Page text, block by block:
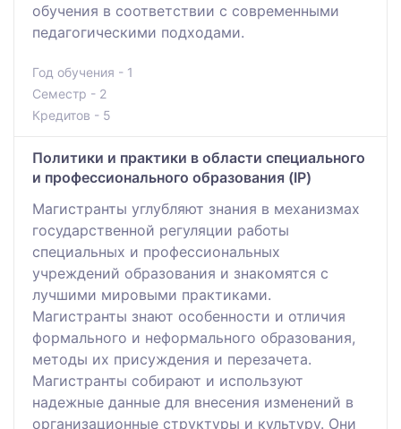
обучения в соответствии с современными
педагогическими подходами.
Год обучения - 1
Семестр - 2
Кредитов - 5
Политики и практики в области специального
и профессионального образования (IP)
Магистранты углубляют знания в механизмах
государственной регуляции работы
специальных и профессиональных
учреждений образования и знакомятся с
лучшими мировыми практиками.
Магистранты знают особенности и отличия
формального и неформального образования,
методы их присуждения и перезачета.
Магистранты собирают и используют
надежные данные для внесения изменений в
организационные структуры и культуру. Они